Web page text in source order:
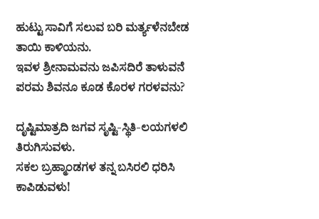
ಹುಟ್ಟು ಸಾವಿಗೆ ಸಲುವ ಬರಿ ಮರ್ತ್ಯಳೆನಬೇಡ
ತಾಯಿ ಕಾಳಿಯನು.
ಇವಳ ಶ್ರೀನಾಮವನು ಜಪಿಸದಿರೆ ತಾಳುವನೆ
ಪರಮ ಶಿವನೂ ಕೂಡ ಕೊರಳ ಗರಳವನು?
ದೃಷ್ಟಿಮಾತ್ರದಿ ಜಗವ ಸೃಷ್ಟಿ-ಸ್ಥಿತಿ-ಲಯಗಳಲಿ
ತಿರುಗಿಸುವಳು.
ಸಕಲ ಬ್ರಹ್ಮಾಂಡಗಳ ತನ್ನ ಬಸಿರಲಿ ಧರಿಸಿ
ಕಾಪಿಡುವಳು!